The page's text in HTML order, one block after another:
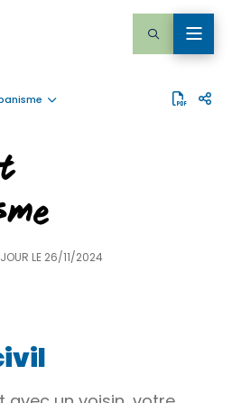
LE 26/11/2024